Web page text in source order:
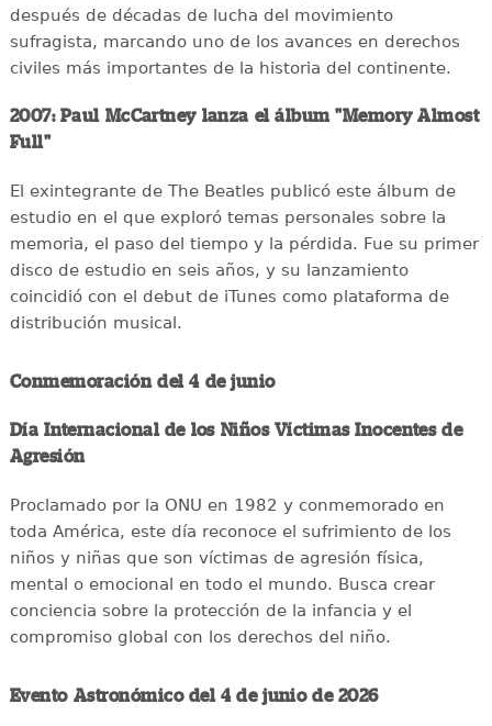
después de décadas de lucha del movimiento
sufragista, marcando uno de los avances en derechos
civiles más importantes de la historia del continente.
2007: Paul McCartney lanza el álbum "Memory Almost
Full"
El exintegrante de The Beatles publicó este álbum de
estudio en el que exploró temas personales sobre la
memoria, el paso del tiempo y la pérdida. Fue su primer
disco de estudio en seis años, y su lanzamiento
coincidió con el debut de iTunes como plataforma de
distribución musical.
Conmemoración del 4 de junio
Día Internacional de los Niños Víctimas Inocentes de
Agresión
Proclamado por la ONU en 1982 y conmemorado en
toda América, este día reconoce el sufrimiento de los
niños y niñas que son víctimas de agresión física,
mental o emocional en todo el mundo. Busca crear
conciencia sobre la protección de la infancia y el
compromiso global con los derechos del niño.
Evento Astronómico del 4 de junio de 2026